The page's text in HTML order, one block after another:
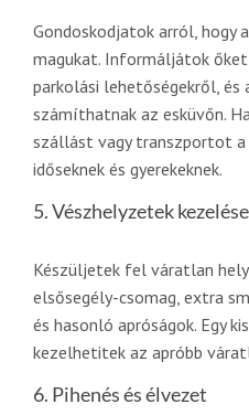
Gondoskodjatok arról, hogy
magukat. Informáljátok
parkolási lehetőségekről, és
számíthatnak az esküvőn.
szállást vagy transzportot a
időseknek és gyerekeknek.
5. Vészhelyzetek kezelése
Készüljetek fel váratlan
elsősegély-csomag, extra
és hasonló apróságok. Egy
kezelhetitek az apróbb
6. Pihenés és élvezet